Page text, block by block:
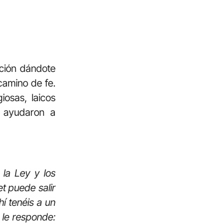
dándote
de fe.
laicos
a
la Ley y los
puede salir
tenéis a un
responde: